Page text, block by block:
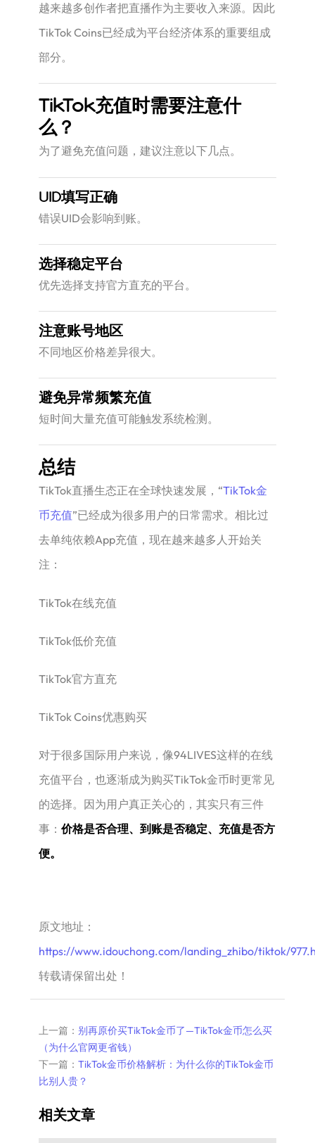
越来越多创作者把直播作为主要收入来源。因此
TikTok Coins已经成为平台经济体系的重要组成
部分。
TikTok充值时需要注意什
么？
为了避免充值问题，建议注意以下几点。
UID填写正确
错误UID会影响到账。
选择稳定平台
优先选择支持官方直充的平台。
注意账号地区
不同地区价格差异很大。
避免异常频繁充值
短时间大量充值可能触发系统检测。
总结
TikTok直播生态正在全球快速发展，“TikTok金
币充值”已经成为很多用户的日常需求。相比过
去单纯依赖App充值，现在越来越多人开始关
注：
TikTok在线充值
TikTok低价充值
TikTok官方直充
TikTok Coins优惠购买
对于很多国际用户来说，像94LIVES这样的在线
充值平台，也逐渐成为购买TikTok金币时更常见
的选择。因为用户真正关心的，其实只有三件
事： 价格是否合理、到账是否稳定、充值是否方
便。
原文地址：
https://www.idouchong.com/landing_zhibo/tiktok/
转载请保留出处！
上一篇： 别再原价买TikTok金币了—TikTok金币怎么买
（为什么官网更省钱）
下一篇： TikTok金币价格解析：为什么你的TikTok金币
比别人贵？
相关文章